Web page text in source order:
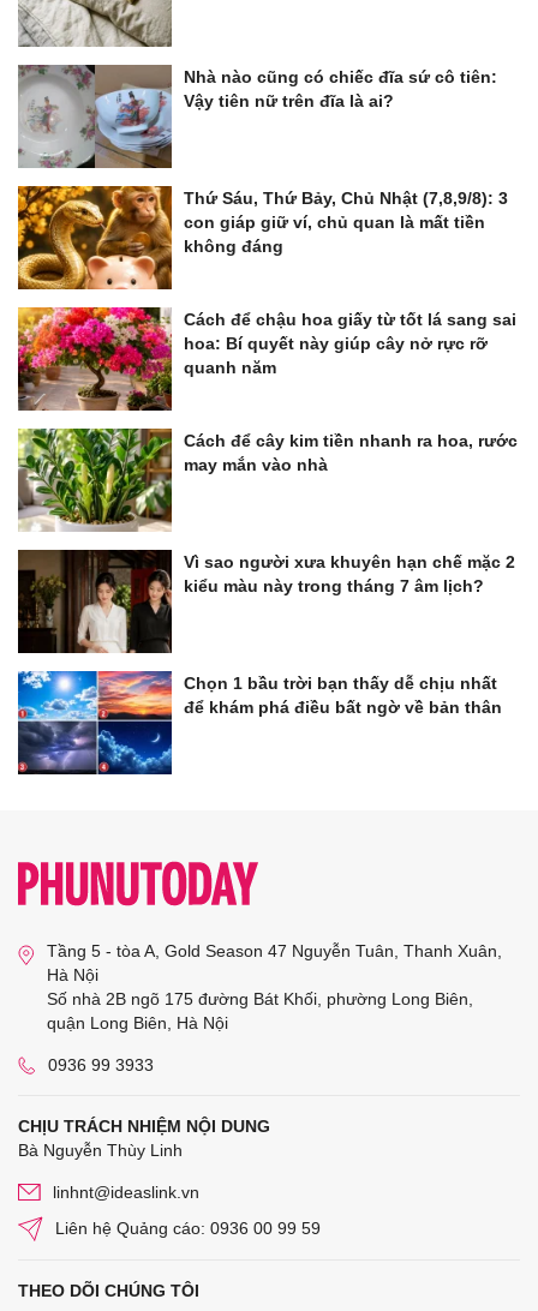
Nhà nào cũng có chiếc đĩa sứ cô tiên:
Vậy tiên nữ trên đĩa là ai?
Thứ Sáu, Thứ Bảy, Chủ Nhật (7,8,9/8): 3
con giáp giữ ví, chủ quan là mất tiền
không đáng
Cách để chậu hoa giấy từ tốt lá sang sai
hoa: Bí quyết này giúp cây nở rực rỡ
quanh năm
Cách để cây kim tiền nhanh ra hoa, rước
may mắn vào nhà
Vì sao người xưa khuyên hạn chế mặc 2
kiểu màu này trong tháng 7 âm lịch?
Chọn 1 bầu trời bạn thấy dễ chịu nhất
để khám phá điều bất ngờ về bản thân
Tầng 5 - tòa A, Gold Season 47 Nguyễn Tuân, Thanh Xuân,
Hà Nội
Số nhà 2B ngõ 175 đường Bát Khối, phường Long Biên,
quận Long Biên, Hà Nội
0936 99 3933
CHỊU TRÁCH NHIỆM NỘI DUNG
Bà Nguyễn Thùy Linh
linhnt@ideaslink.vn
Liên hệ Quảng cáo: 0936 00 99 59
THEO DÕI CHÚNG TÔI